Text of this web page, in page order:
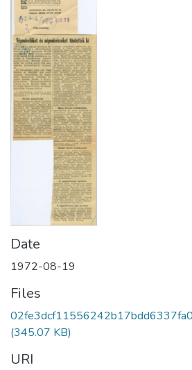
Date
1972-08-19
Files
(345.07 KB)
URI